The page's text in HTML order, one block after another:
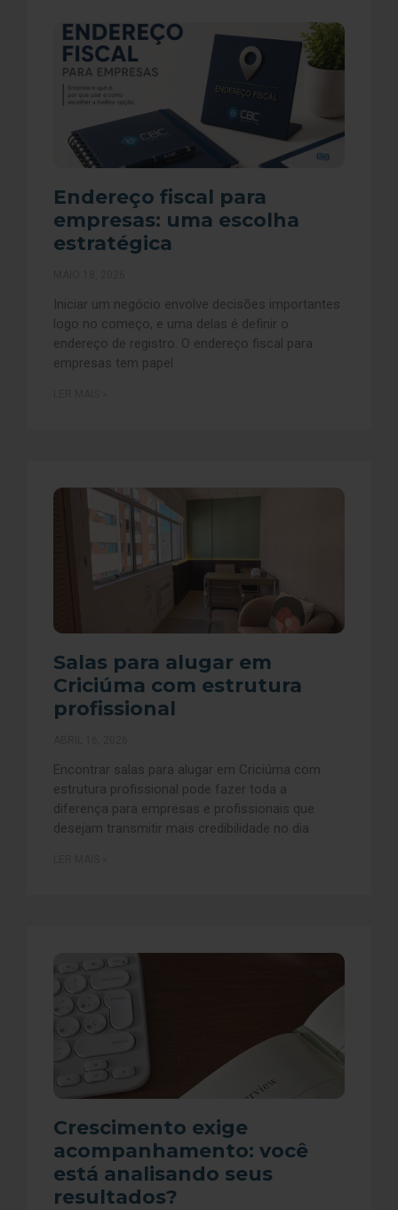
Endereço fiscal para
empresas: uma escolha
estratégica
Iniciar um negócio envolve decisões importantes
logo no começo, e uma delas é definir o
endereço de registro. O endereço fiscal para
empresas tem papel
Salas para alugar em
Criciúma com estrutura
profissional
Encontrar salas para alugar em Criciúma com
estrutura profissional pode fazer toda a
diferença para empresas e profissionais que
desejam transmitir mais credibilidade no dia
Crescimento exige
acompanhamento: você
está analisando seus
resultados?